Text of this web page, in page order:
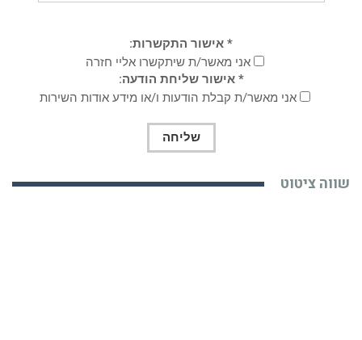
* אישור התקשרות:
אני מאשר/ת שיתקשרו אליי חזרה
* אישור שליחת הודעה:
אני מאשר/ת קבלת הודעות ו/או מידע אודות השירות
שווה ציטוט